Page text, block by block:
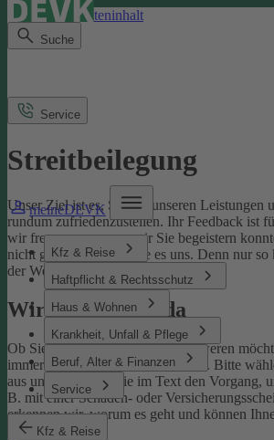
Direkt zum Seiteninhalt
Suche
meineDEVK
Kfz & Reise
Haftpflicht & Rechtsschutz
Haus & Wohnen
Krankheit, Unfall & Pflege
Beruf, Alter & Finanzen
Service
Kfz & Reise
Service
Streitbeilegung
Unser Ziel ist es, Sie mit unseren Leistungen
rundum zufriedenzustellen. Ihr Feedback ist
wir freuen uns, wenn wir Sie begeistern
nicht gelingen, sagen Sie es uns. Denn nur
der Welt geschafft werden.
Wir sind für Sie da
Ob Sie uns loben oder sich beschweren
immer über unser Kontaktformular
. Bitte
aus und benennen Sie im Text den Vorgang,
B. mit einer Schaden- oder
erkennen wir, worum es geht und können
weiterhelfen.